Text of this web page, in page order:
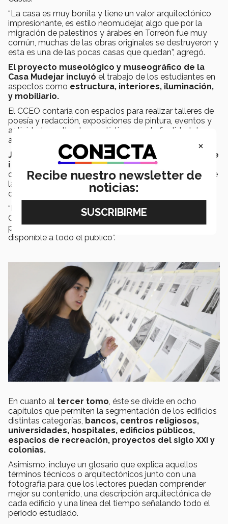
“La casa es muy bonita y tiene un valor arquitectónico
impresionante, es estilo neomudejar, algo que por la
migración de palestinos y árabes en Torreón fue muy
común, muchas de las obras originales se destruyeron y
esta es una de las pocas casas que quedan”, agregó.
El proyecto museológico y museográfico de la
Casa Mudejar incluyó el trabajo de los estudiantes en
aspectos como estructura, interiores, iluminación,
y mobiliario.
El CCEO contaría con espacios para realizar talleres de
poesía y redacción, exposiciones de pintura, eventos y
actividades culturales y artísticas con la finalidad de
atraer personas de otros estados.
Jesús González Encina, coordinador del Semestre
i de Arquitectura; detalló que otro de los objetivos de
crear un nuevo recinto cultural es poder tener la obra de
la poetiza lagunera Enriqueta Ochoa al alcance de los
ciudadanos.
“El proyecto de reutilización de la Casa Mudéjar es el
Centro Cultura Enriqueta Ochoa y que la hija de la
poetiza pueda entregar el acervo para que esté
disponible a todo el público”.
En cuanto al tercer tomo , éste se divide en ocho
capítulos que permiten la segmentación de los edificios
distintas categorías, bancos, centros religiosos,
universidades, hospitales, edificios públicos,
espacios de recreación, proyectos del siglo XXI y
colonias.
Asimismo, incluye un glosario que explica aquellos
términos técnicos o arquitectónicos junto con una
fotografía para que los lectores puedan comprender
mejor su contenido, una descripción arquitectónica de
cada edificio y una línea del tiempo señalando todo el
periodo estudiado.
×
Recibe nuestro newsletter de
noticias: